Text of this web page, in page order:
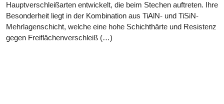
Hauptverschleißarten entwickelt, die beim Stechen auftreten. Ihre
Besonderheit liegt in der Kombination aus TiAlN- und TiSiN-
Mehrlagenschicht, welche eine hohe Schichthärte und Resistenz
gegen Freiflächenverschleiß (…)